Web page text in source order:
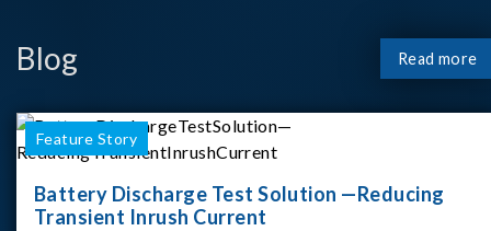
Blog Read more
Feature Story
Battery Discharge Test Solution —Reducing
Transient Inrush Current